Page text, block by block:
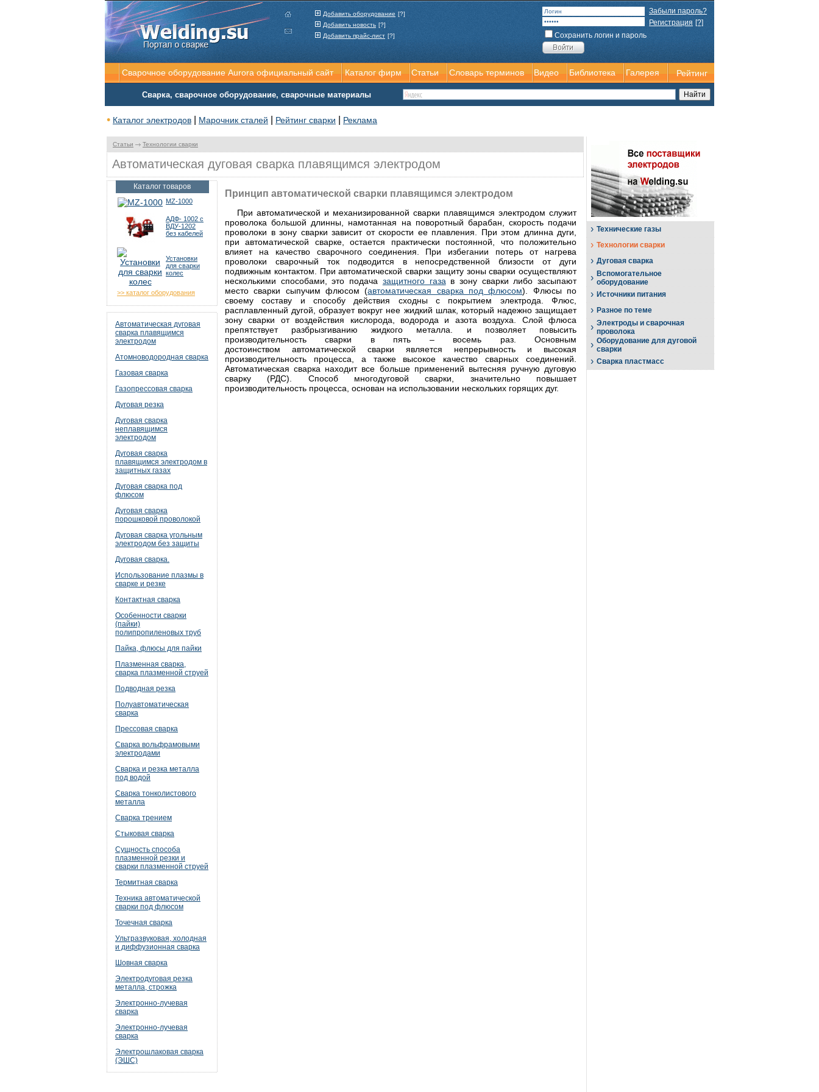
Статьи Технологии сварки
Автоматическая дуговая сварка плавящимся электродом
Каталог товаров
MZ-1000
АДФ- 1002 с
ВДУ-1202
без кабелей
Установки
для сварки
колес
>> каталог оборудования
Автоматическая дуговая
сварка плавящимся
электродом
Атомноводородная сварка
Газовая сварка
Газопрессовая сварка
Дуговая резка
Дуговая сварка
неплавящимся
электродом
Дуговая сварка
плавящимся электродом в
защитных газах
Дуговая сварка под
флюсом
Дуговая сварка
порошковой проволокой
Дуговая сварка угольным
электродом без защиты
Дуговая сварка.
Использование плазмы в
сварке и резке
Контактная сварка
Особенности сварки
(пайки)
полипропиленовых труб
Пайка, флюсы для пайки
Плазменная сварка,
сварка плазменной струей
Подводная резка
Полуавтоматическая
сварка
Прессовая сварка
Сварка вольфрамовыми
электродами
Сварка и резка металла
под водой
Сварка тонколистового
металла
Сварка трением
Стыковая сварка
Сущность способа
плазменной резки и
сварки плазменной струей
Термитная сварка
Техника автоматической
сварки под флюсом
Точечная сварка
Ультразвуковая, холодная
и диффузионная сварка
Шовная сварка
Электродуговая резка
металла, строжка
Электронно-лучевая
сварка
Электронно-лучевая
сварка
Электрошлаковая сварка
(ЭШС)
Принцип автоматической сварки плавящимся электродом
При автоматической и механизированной сварки плавящимся электродом служит
проволока большой длинны, намотанная на поворотный барабан, скорость подачи
проволоки в зону сварки зависит от скорости ее плавления. При этом длинна дуги,
при автоматической сварке, остается практически постоянной, что положительно
влияет на качество сварочного соединения. При избегании потерь от нагрева
проволоки сварочный ток подводится в непосредственной близости от дуги
подвижным контактом. При автоматической сварки защиту зоны сварки осуществляют
несколькими способами, это подача защитного газа в зону сварки либо засыпают
место сварки сыпучим флюсом (автоматическая сварка под флюсом). Флюсы по
своему составу и способу действия сходны с покрытием электрода. Флюс,
расплавленный дугой, образует вокруг нее жидкий шлак, который надежно защищает
зону сварки от воздействия кислорода, водорода и азота воздуха. Слой флюса
препятствует разбрызгиванию жидкого металла. и позволяет повысить
производительность сварки в пять – восемь раз. Основным
достоинством автоматической сварки является непрерывность и высокая
производительность процесса, а также высокое качество сварных соединений.
Автоматическая сварка находит все больше применений вытесняя ручную дуговую
сварку (РДС). Способ многодуговой сварки, значительно повышает
производительность процесса, основан на использовании нескольких горящих дуг.
› Технические газы
› Технологии сварки
› Дуговая сварка
› Вспомогательное
оборудование
› Источники питания
› Разное по теме
› Электроды и сварочная
проволока
› Оборудование для дуговой
сварки
› Сварка пластмасс
Сварочное оборудование Aurora официальный сайт Каталог фирм Статьи Словарь терминов Видео Библиотека Галерея Рейтинг
Сварка, сварочное оборудование, сварочные материалы
• Каталог электродов Марочник сталей Рейтинг сварки Реклама
Добавить оборудование [?]
Добавить новость [?]
Добавить прайс-лист [?]
Забыли пароль?
Регистрация [?]
Сохранить логин и пароль